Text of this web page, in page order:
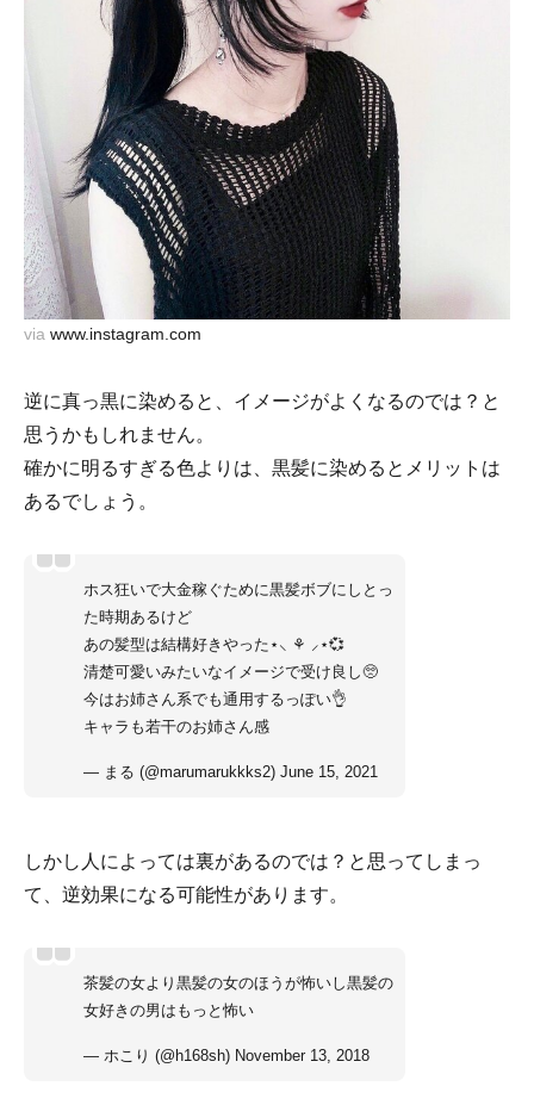
via www.instagram.com
逆に真っ黒に染めると、イメージがよくなるのでは？と
思うかもしれません。
確かに明るすぎる色よりは、黒髪に染めるとメリットは
あるでしょう。
ホス狂いで大金稼ぐために黒髪ボブにしとっ
た時期あるけど
あの髪型は結構好きやった⋆⸜ ⚘ ⸝⋆💞
清楚可愛いみたいなイメージで受け良し🥺
今はお姉さん系でも通用するっぽい👌
キャラも若干のお姉さん感
— まる (@marumarukkks2) June 15, 2021
しかし人によっては裏があるのでは？と思ってしまっ
て、逆効果になる可能性があります。
茶髪の女より黒髪の女のほうが怖いし黒髪の
女好きの男はもっと怖い
— ホこり (@h168sh) November 13, 2018